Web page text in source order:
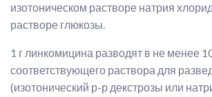
изотоническом растворе натрия
растворе глюкозы.
1 г линкомицина разводят в не менее
соответствующего раствора для
(изотонический р-р декстрозы или